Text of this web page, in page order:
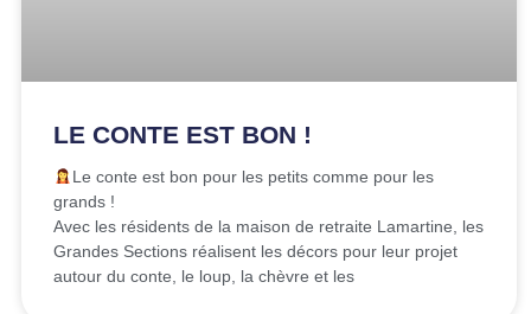
LE CONTE EST BON !
Le conte est bon pour les petits comme pour les
grands !
Avec les résidents de la maison de retraite Lamartine, les
Grandes Sections réalisent les décors pour leur projet
autour du conte, le loup, la chèvre et les